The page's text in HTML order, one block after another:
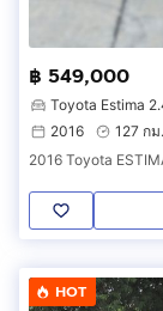
฿ 549,000
Toyota Estima
2016
127 กม.
2016 Toyota
HOT